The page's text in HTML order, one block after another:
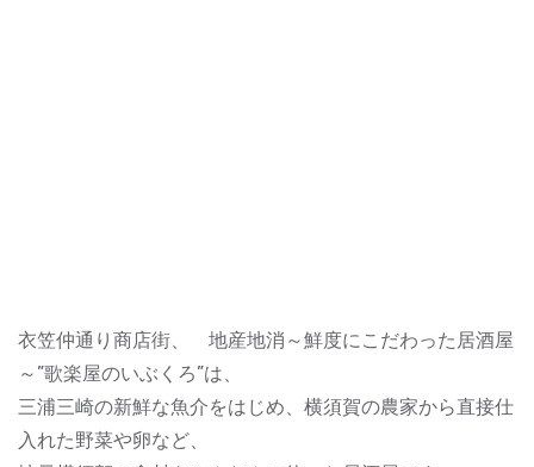
衣笠仲通り商店街、 地産地消～鮮度にこだわった居酒屋
～”歌楽屋のいぶくろ”は、
三浦三崎の新鮮な魚介をはじめ、横須賀の農家から直接仕
入れた野菜や卵など、